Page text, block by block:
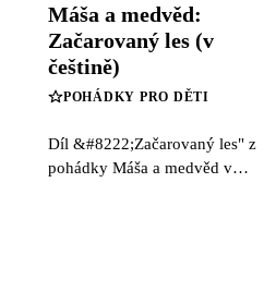
Máša a medvěd:
Začarovaný les (v
češtině)
POHÁDKY PRO DĚTI
Díl &#8222;Začarovaný les" z
pohádky Máša a medvěd v